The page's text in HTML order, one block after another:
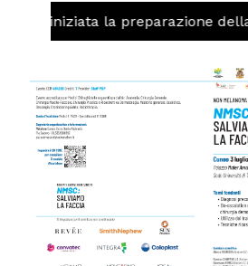
iniziata la preparazione della